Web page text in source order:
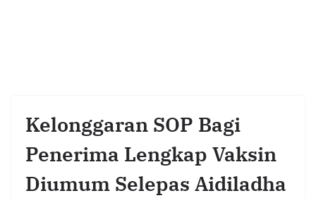
Kelonggaran SOP Bagi
Penerima Lengkap Vaksin
Diumum Selepas Aidiladha